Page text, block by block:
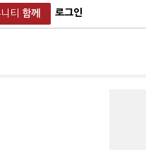
티 함께 로그인